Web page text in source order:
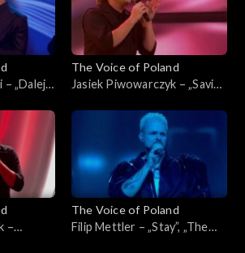
„Dalej,
The Voice of Poland
Jasiek Piwowarczyk – „Saving
Voice of Poland”, Live 3, 22
listopada 2025
–
The Voice of Poland
Filip Mettler – „Stay”, „The